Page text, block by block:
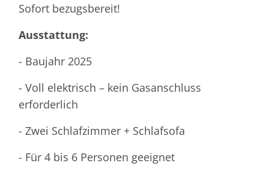
Sofort bezugsbereit!
Ausstattung:
- Baujahr 2025
- Voll elektrisch – kein Gasanschluss
erforderlich
- Zwei Schlafzimmer + Schlafsofa
- Für 4 bis 6 Personen geeignet